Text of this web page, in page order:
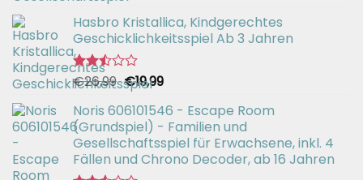
Bewertet
mit
2.67
von 5
Hasbro Kristallica, Kindgerechtes
Geschicklichkeitsspiel Ab 3 Jahren
Bewertet
mit
2.49
von 5
€26,99 Ursprünglicher
Preis
war:
€26,99
€19,99Aktueller
ist:
€19,99.
Noris 606101546 - Escape Room
(Grundspiel) - Familien und
Gesellschaftsspiel für Erwachsene, inkl. 4
Fällen und Chrono Decoder, ab 16 Jahren